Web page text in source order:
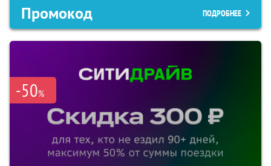
Промокод ПОДРОБНЕЕ
-50%